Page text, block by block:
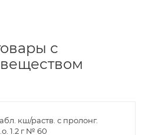
с
кш/раств. с пролонг.
1.2 г № 60